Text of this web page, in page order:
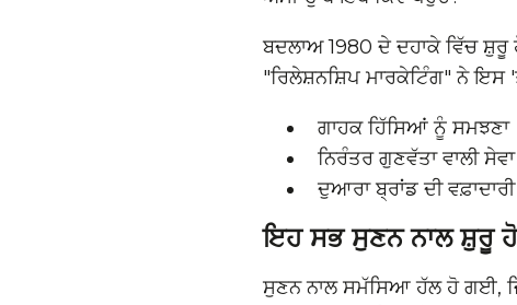
ਬਦਲਾਅ 1980 ਦੇ ਦਹਾਕੇ ਵਿੱਚ
"ਰਿਲੇਸ਼ਨਸ਼ਿਪ ਮਾਰਕੇਟਿੰਗ" ਨੇ ਇਸ
ਗਾਹਕ ਹਿੱਸਿਆਂ ਨੂੰ ਸਮਝਣਾ
ਨਿਰੰਤਰ ਗੁਣਵੱਤਾ ਵਾਲੀ
ਦੁਆਰਾ ਬ੍ਰਾਂਡ ਦੀ
ਇਹ ਸਭ ਸੁਣਨ ਨਾਲ ਸ਼ੁਰੂ
ਸੁਣਨ ਨਾਲ ਸਮੱਸਿਆ ਹੱਲ ਹੋ ਗਈ,